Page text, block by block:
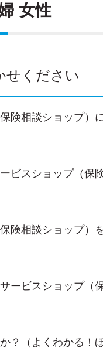
女性
せください
険相談ショップ）
ビスショップ（保
険相談ショップ
ービスショップ（
？（よくわかる！